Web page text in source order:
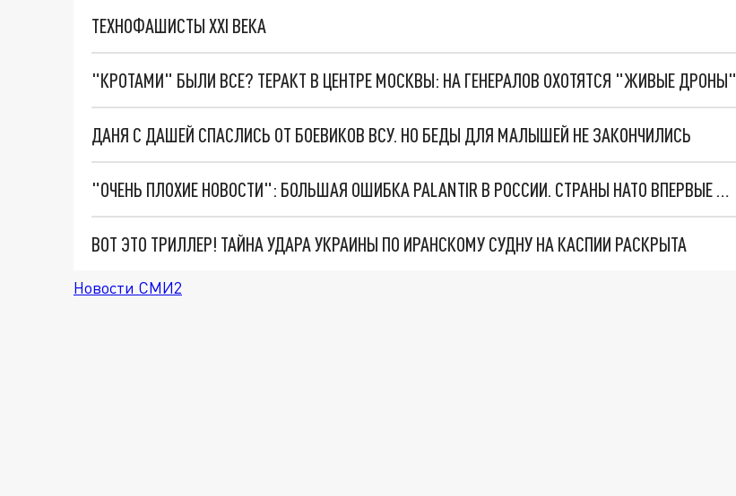
ТЕХНОФАШИСТЫ XXI ВЕКА
"КРОТАМИ" БЫЛИ ВСЕ? ТЕРАКТ В ЦЕНТРЕ МОСКВЫ: НА ГЕНЕРАЛОВ ОХОТЯТСЯ "ЖИВЫЕ ДРОНЫ"
ДАНЯ С ДАШЕЙ СПАСЛИСЬ ОТ БОЕВИКОВ ВСУ. НО БЕДЫ ДЛЯ МАЛЫШЕЙ НЕ ЗАКОНЧИЛИСЬ
"ОЧЕНЬ ПЛОХИЕ НОВОСТИ": БОЛЬШАЯ ОШИБКА PALANTIR В РОССИИ. СТРАНЫ НАТО ВПЕРВЫЕ ЗА СВО ОСТАНОВИЛИ ПОСТАВКИ ОРУЖИЯ. ВСУ ТЕРЯЮТ ПРИГРАНИЧЬЕ?
ВОТ ЭТО ТРИЛЛЕР! ТАЙНА УДАРА УКРАИНЫ ПО ИРАНСКОМУ СУДНУ НА КАСПИИ РАСКРЫТА
Новости СМИ2